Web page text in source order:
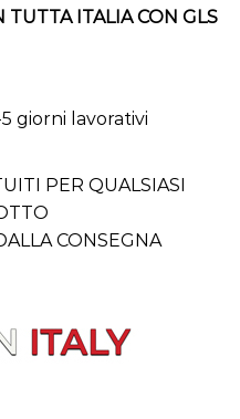
ITALIA CON GLS
giorni lavorativi
PER QUALSIASI
CONSEGNA